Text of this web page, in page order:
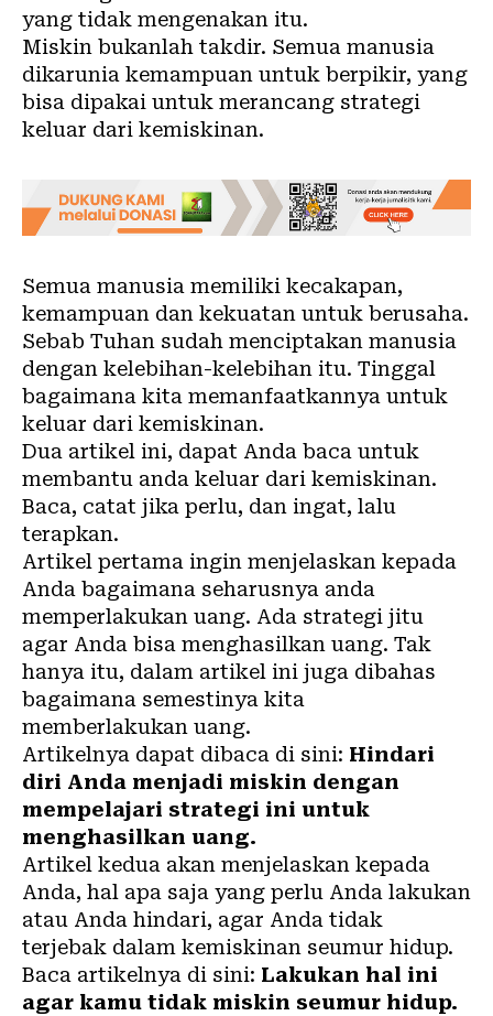
yang tidak mengenakan itu.
Miskin bukanlah takdir. Semua manusia
dikarunia kemampuan untuk berpikir, yang
bisa dipakai untuk merancang strategi
keluar dari kemiskinan.
Semua manusia memiliki kecakapan,
kemampuan dan kekuatan untuk berusaha.
Sebab Tuhan sudah menciptakan manusia
dengan kelebihan-kelebihan itu. Tinggal
bagaimana kita memanfaatkannya untuk
keluar dari kemiskinan.
Dua artikel ini, dapat Anda baca untuk
membantu anda keluar dari kemiskinan.
Baca, catat jika perlu, dan ingat, lalu
terapkan.
Artikel pertama ingin menjelaskan kepada
Anda bagaimana seharusnya anda
memperlakukan uang. Ada strategi jitu
agar Anda bisa menghasilkan uang. Tak
hanya itu, dalam artikel ini juga dibahas
bagaimana semestinya kita
memberlakukan uang.
Artikelnya dapat dibaca di sini: Hindari
diri Anda menjadi miskin dengan
mempelajari strategi ini untuk
menghasilkan uang.
Artikel kedua akan menjelaskan kepada
Anda, hal apa saja yang perlu Anda lakukan
atau Anda hindari, agar Anda tidak
terjebak dalam kemiskinan seumur hidup.
Baca artikelnya di sini: Lakukan hal ini
agar kamu tidak miskin seumur hidup.